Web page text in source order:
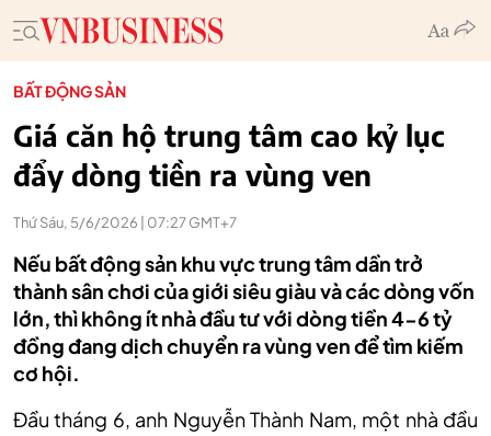
BẤT ĐỘNG SẢN
Giá căn hộ trung tâm cao kỷ lục
đẩy dòng tiền ra vùng ven
Thứ Sáu, 5/6/2026 | 07:27 GMT+7
Nếu bất động sản khu vực trung tâm dần trở
thành sân chơi của giới siêu giàu và các dòng vốn
lớn, thì không ít nhà đầu tư với dòng tiền 4-6 tỷ
đồng đang dịch chuyển ra vùng ven để tìm kiếm
cơ hội.
Đầu tháng 6, anh Nguyễn Thành Nam, một nhà đầu